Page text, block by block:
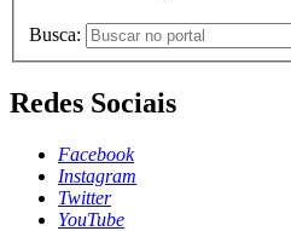
Busca:
Redes Sociais
Facebook
Instagram
Twitter
YouTube